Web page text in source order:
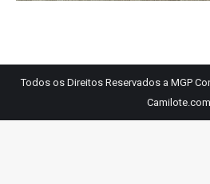
Todos os Direitos Reservados a MGP
Camilote.com